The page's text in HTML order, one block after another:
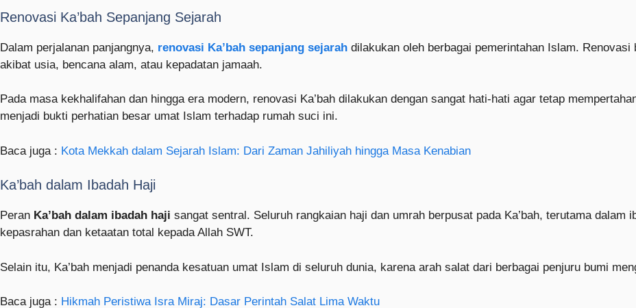
Renovasi Ka’bah Sepanjang Sejarah
Dalam perjalanan panjangnya, renovasi Ka’bah sepanjang sejarah dilakukan oleh berbagai pemerintahan Islam.
akibat usia, bencana alam, atau kepadatan jamaah.
Pada masa kekhalifahan dan hingga era modern, renovasi Ka’bah dilakukan dengan sangat hati-hati agar tetap
menjadi bukti perhatian besar umat Islam terhadap rumah suci ini.
Baca juga : Kota Mekkah dalam Sejarah Islam: Dari Zaman Jahiliyah hingga Masa Kenabian
Ka’bah dalam Ibadah Haji
Peran Ka’bah dalam ibadah haji sangat sentral. Seluruh rangkaian haji dan umrah berpusat pada Ka’bah, terutama dalam
kepasrahan dan ketaatan total kepada Allah SWT.
Selain itu, Ka’bah menjadi penanda kesatuan umat Islam di seluruh dunia, karena arah salat dari berbagai penjuru bumi
Baca juga : Hikmah Peristiwa Isra Miraj: Dasar Perintah Salat Lima Waktu